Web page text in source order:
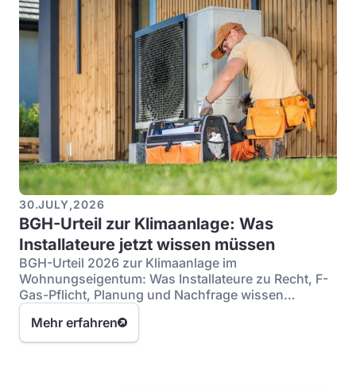
30.JULY,2026
BGH-Urteil zur Klimaanlage: Was
Installateure jetzt wissen müssen
BGH-Urteil 2026 zur Klimaanlage im
Wohnungseigentum: Was Installateure zu Recht, F-
Gas-Pflicht, Planung und Nachfrage wissen
müssen.
Mehr erfahren